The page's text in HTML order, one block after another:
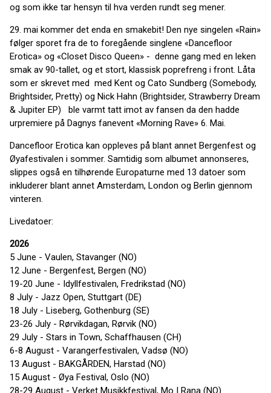
og som ikke tar hensyn til hva verden rundt seg mener.
29. mai kommer det enda en smakebit! Den nye singelen «Rain»
følger sporet fra de to foregående singlene «Dancefloor
Erotica» og «Closet Disco Queen» - denne gang med en leken
smak av 90-tallet, og et stort, klassisk poprefreng i front. Låta
som er skrevet med med Kent og Cato Sundberg (Somebody,
Brightsider, Pretty) og Nick Hahn (Brightsider, Strawberry Dream
& Jupiter EP) ble varmt tatt imot av fansen da den hadde
urpremiere på Dagnys fanevent «Morning Rave» 6. Mai.
Dancefloor Erotica kan oppleves på blant annet Bergenfest og
Øyafestivalen i sommer. Samtidig som albumet annonseres,
slippes også en tilhørende Europaturne med 13 datoer som
inkluderer blant annet Amsterdam, London og Berlin gjennom
vinteren.
Livedatoer:
2026
5 June - Vaulen, Stavanger (NO)
12 June - Bergenfest, Bergen (NO)
19-20 June - Idyllfestivalen, Fredrikstad (NO)
8 July - Jazz Open, Stuttgart (DE)
18 July - Liseberg, Gothenburg (SE)
23-26 July - Rørvikdagan, Rørvik (NO)
29 July - Stars in Town, Schaffhausen (CH)
6-8 August - Varangerfestivalen, Vadsø (NO)
13 August - BAKGÅRDEN, Harstad (NO)
15 August - Øya Festival, Oslo (NO)
28-29 August - Verket Musikkfestival, Mo I Rana (NO)